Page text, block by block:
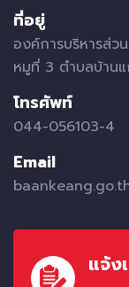
ที่อยู่
องค์การบริหารส่ว
หมูที่ 3 ตำบลบ้าน
โทรศัพท์
044-056103-4
Email
แจ้ง